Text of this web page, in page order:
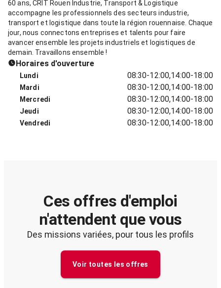
60 ans, CRIT Rouen Industrie, Transport & Logistique
accompagne les professionnels des secteurs industrie,
transport et logistique dans toute la région rouennaise. Chaque
jour, nous connectons entreprises et talents pour faire
avancer ensemble les projets industriels et logistiques de
demain. Travaillons ensemble !
Horaires d'ouverture
Lundi 08:30-12:00,14:00-18:00
Mardi 08:30-12:00,14:00-18:00
Mercredi 08:30-12:00,14:00-18:00
Jeudi 08:30-12:00,14:00-18:00
Vendredi 08:30-12:00,14:00-18:00
Ces offres d'emploi
n'attendent que vous
Des missions variées, pour tous les profils
Voir toutes les offres